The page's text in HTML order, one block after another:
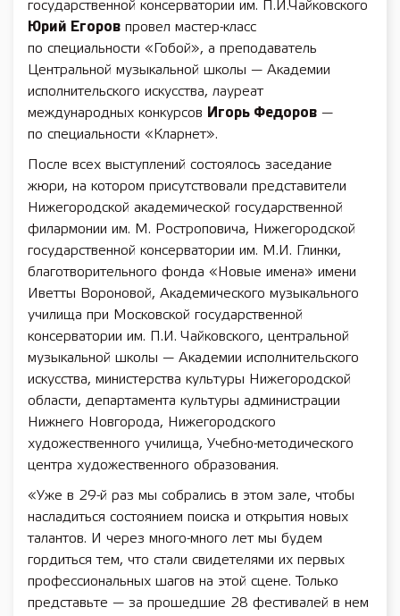
государственной консерватории им. П.И.Чайковского
Юрий Егоров провел мастер-класс
по специальности «Гобой», а преподаватель
Центральной музыкальной школы — Академии
исполнительского искусства, лауреат
международных конкурсов Игорь Федоров —
по специальности «Кларнет».
После всех выступлений состоялось заседание
жюри, на котором присутствовали представители
Нижегородской академической государственной
филармонии им. М. Ростроповича, Нижегородской
государственной консерватории им. М.И. Глинки,
благотворительного фонда «Новые имена» имени
Иветты Вороновой, Академического музыкального
училища при Московской государственной
консерватории им. П.И. Чайковского, центральной
музыкальной школы — Академии исполнительского
искусства, министерства культуры Нижегородской
области, департамента культуры администрации
Нижнего Новгорода, Нижегородского
художественного училища, Учебно-методического
центра художественного образования.
«Уже в 29-й раз мы собрались в этом зале, чтобы
насладиться состоянием поиска и открытия новых
талантов. И через много-много лет мы будем
гордиться тем, что стали свидетелями их первых
профессиональных шагов на этой сцене. Только
представьте — за прошедшие 28 фестивалей в нем